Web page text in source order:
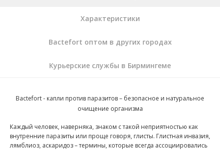
Характеристики
Bactefort оптом в других городах
Курьерские службы в Бирмингеме
Bactefort - капли против паразитов– безопасное и натуральное
очищение организма
Каждый человек, наверняка, знаком с такой неприятностью как
внутренние паразиты или проще говоря, глисты. Глистная инвазия,
лямблиоз, аскаридоз – термины, которые всегда ассоциировались